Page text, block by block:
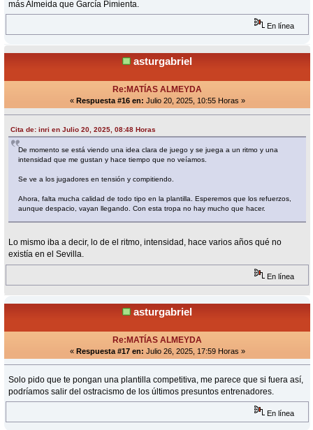
más Almeida que García Pimienta.
En línea
asturgabriel
Re:MATÍAS ALMEYDA
« Respuesta #16 en: Julio 20, 2025, 10:55 Horas »
Cita de: inri en Julio 20, 2025, 08:48 Horas
De momento se está viendo una idea clara de juego y se juega a un ritmo y una
intensidad que me gustan y hace tiempo que no veíamos.
Se ve a los jugadores en tensión y compitiendo.
Ahora, falta mucha calidad de todo tipo en la plantilla. Esperemos que los refuerzos,
aunque despacio, vayan llegando. Con esta tropa no hay mucho que hacer.
Lo mismo iba a decir, lo de el ritmo, intensidad, hace varios años qué no
existía en el Sevilla.
En línea
asturgabriel
Re:MATÍAS ALMEYDA
« Respuesta #17 en: Julio 26, 2025, 17:59 Horas »
Solo pido que te pongan una plantilla competitiva, me parece que si fuera así,
podríamos salir del ostracismo de los últimos presuntos entrenadores.
En línea